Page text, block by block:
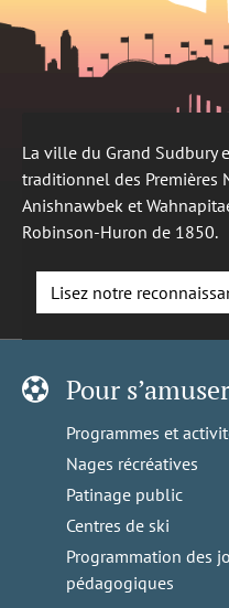
La ville du Grand Sudbury
traditionnel des Premières
Anishnawbek et
Robinson-Huron de 1850.
Lisez notre
Pour
Programmes et
Nages récréatives
Patinage public
Centres de ski
Programmation des
pédagogiques